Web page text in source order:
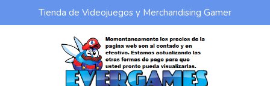
Tienda de Videojuegos y Merchandising Gamer